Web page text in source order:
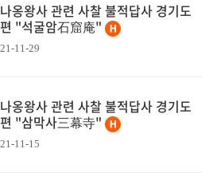
나옹왕사 관련 사찰 불적답사 경기도
편 "석굴암石窟庵"
21-11-29
나옹왕사 관련 사찰 불적답사 경기도
편 "삼막사三幕寺"
21-11-15